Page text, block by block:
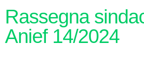
Rassegna
Anief 14/2024